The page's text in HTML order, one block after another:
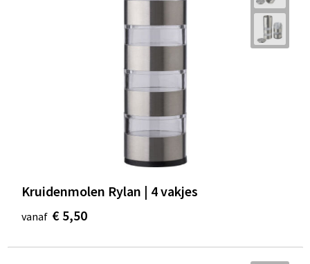
Kruidenmolen Rylan | 4 vakjes
vanaf € 5,50